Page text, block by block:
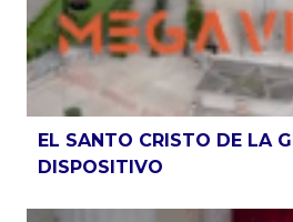
EL SANTO CRISTO DE LA
DISPOSITIVO